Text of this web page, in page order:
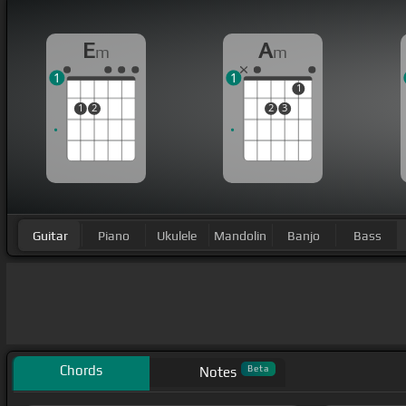
Em
1 2
1
Am
2 3
1
1
Guitar Piano Ukulele Mandolin Banjo Bass
Chords Notes Beta